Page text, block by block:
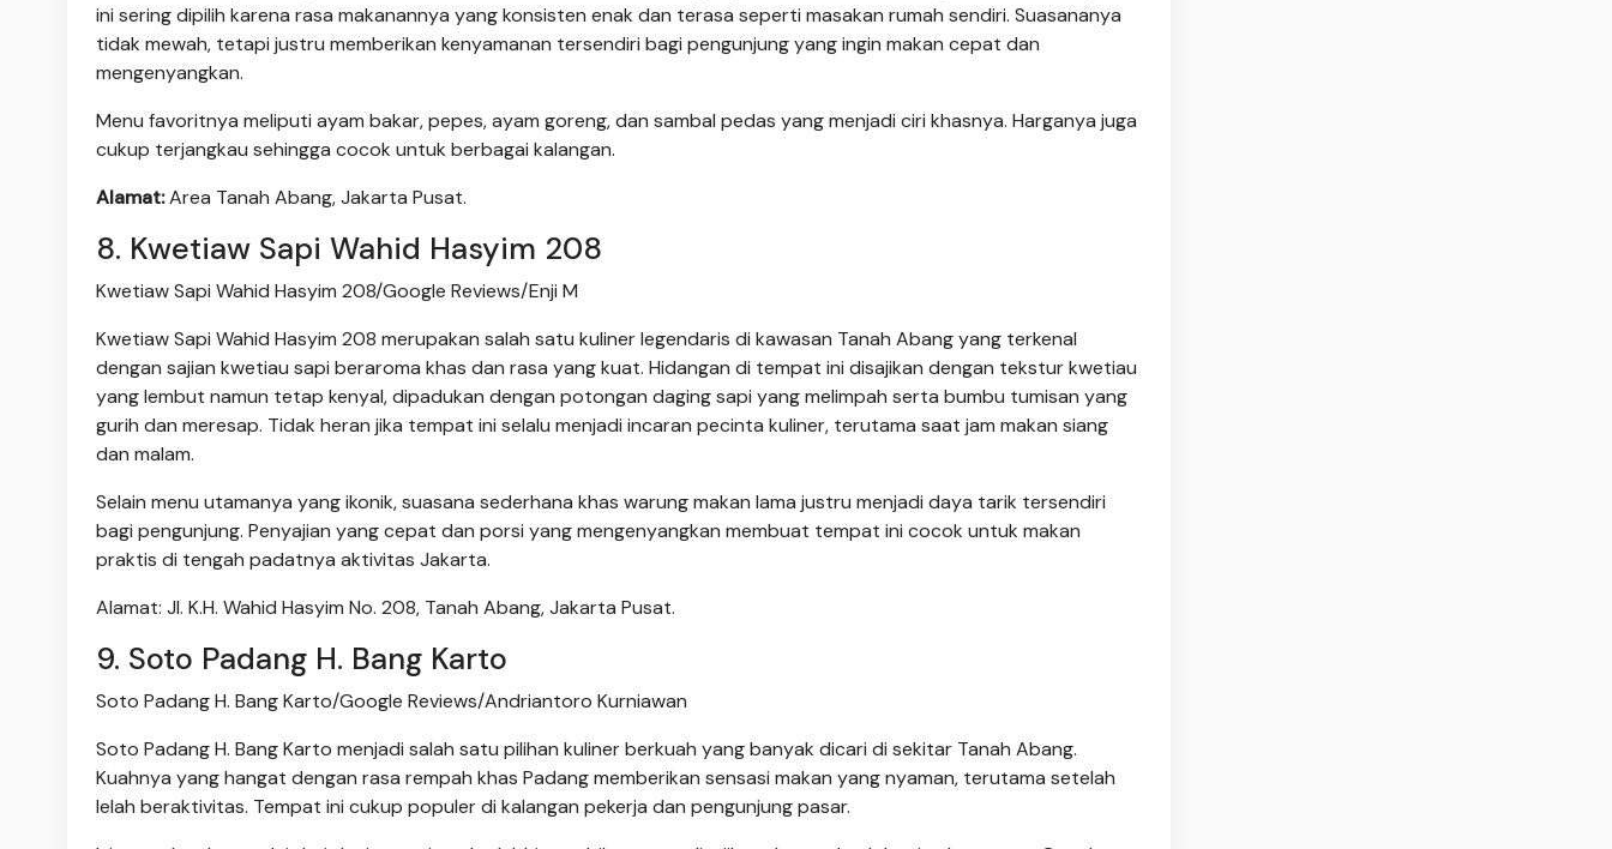
ini sering dipilih karena rasa makanannya yang konsisten enak dan terasa seperti masakan rumah sendiri. Suasananya
tidak mewah, tetapi justru memberikan kenyamanan tersendiri bagi pengunjung yang ingin makan cepat dan
mengenyangkan.
Menu favoritnya meliputi ayam bakar, pepes, ayam goreng, dan sambal pedas yang menjadi ciri khasnya. Harganya juga
cukup terjangkau sehingga cocok untuk berbagai kalangan.
Alamat:Area Tanah Abang, Jakarta Pusat.
8. Kwetiaw Sapi Wahid Hasyim 208
Kwetiaw Sapi Wahid Hasyim 208/Google Reviews/Enji M
Kwetiaw Sapi Wahid Hasyim 208 merupakan salah satu kuliner legendaris di kawasan Tanah Abang yang terkenal
dengan sajian kwetiau sapi beraroma khas dan rasa yang kuat. Hidangan di tempat ini disajikan dengan tekstur kwetiau
yang lembut namun tetap kenyal, dipadukan dengan potongan daging sapi yang melimpah serta bumbu tumisan yang
gurih dan meresap. Tidak heran jika tempat ini selalu menjadi incaran pecinta kuliner, terutama saat jam makan siang
dan malam.
Selain menu utamanya yang ikonik, suasana sederhana khas warung makan lama justru menjadi daya tarik tersendiri
bagi pengunjung. Penyajian yang cepat dan porsi yang mengenyangkan membuat tempat ini cocok untuk makan
praktis di tengah padatnya aktivitas Jakarta.
Alamat: Jl. K.H. Wahid Hasyim No. 208, Tanah Abang, Jakarta Pusat.
9. Soto Padang H. Bang Karto
Soto Padang H. Bang Karto/Google Reviews/Andriantoro Kurniawan
Soto Padang H. Bang Karto menjadi salah satu pilihan kuliner berkuah yang banyak dicari di sekitar Tanah Abang.
Kuahnya yang hangat dengan rasa rempah khas Padang memberikan sensasi makan yang nyaman, terutama setelah
lelah beraktivitas. Tempat ini cukup populer di kalangan pekerja dan pengunjung pasar.